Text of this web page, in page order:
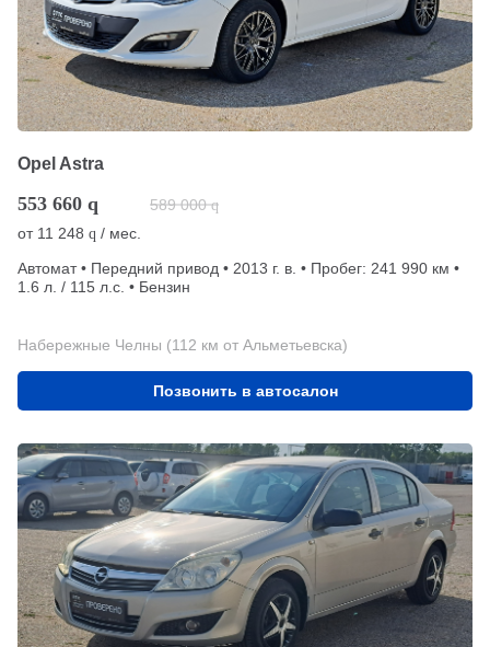
Opel Astra
553 660 q 589 000 q
от 11 248 q / мес.
Автомат • Передний привод • 2013 г. в. • Пробег: 241 990 км •
1.6 л. / 115 л.с. • Бензин
Набережные Челны (112 км от Альметьевска)
Позвонить в автосалон